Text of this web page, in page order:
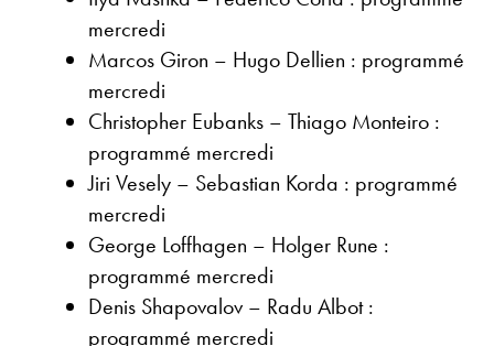
mercredi
Marcos Giron – Hugo Dellien : programmé
mercredi
Christopher Eubanks – Thiago Monteiro :
programmé mercredi
Jiri Vesely – Sebastian Korda : programmé
mercredi
George Loffhagen – Holger Rune :
programmé mercredi
Denis Shapovalov – Radu Albot :
programmé mercredi